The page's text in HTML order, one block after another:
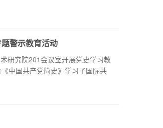
警示教育活动
研究院201会议室开展党史学习教
中国共产党简史》学习了国际共